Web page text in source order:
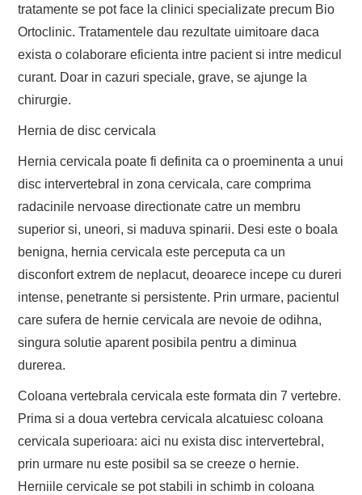
tratamente se pot face la clinici specializate precum Bio
Ortoclinic. Tratamentele dau rezultate uimitoare daca
exista o colaborare eficienta intre pacient si intre medicul
curant. Doar in cazuri speciale, grave, se ajunge la
chirurgie.
Hernia de disc cervicala
Hernia cervicala poate fi definita ca o proeminenta a unui
disc intervertebral in zona cervicala, care comprima
radacinile nervoase directionate catre un membru
superior si, uneori, si maduva spinarii. Desi este o boala
benigna, hernia cervicala este perceputa ca un
disconfort extrem de neplacut, deoarece incepe cu dureri
intense, penetrante si persistente. Prin urmare, pacientul
care sufera de hernie cervicala are nevoie de odihna,
singura solutie aparent posibila pentru a diminua
durerea.
Coloana vertebrala cervicala este formata din 7 vertebre.
Prima si a doua vertebra cervicala alcatuiesc coloana
cervicala superioara: aici nu exista disc intervertebral,
prin urmare nu este posibil sa se creeze o hernie.
Herniile cervicale se pot stabili in schimb in coloana